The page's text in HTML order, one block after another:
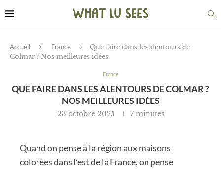
Accueil France
Que faire dans les alentours de
Colmar ? Nos meilleures idées
France
QUE FAIRE DANS LES ALENTOURS DE COLMAR ?
NOS MEILLEURES IDÉES
23 octobre 2025 7 minutes
Quand on pense à la région aux maisons
colorées dans l’est de la France, on pense